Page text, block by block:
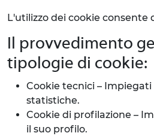
L'utilizzo dei cookie consente
Il provvedimento
tipologie di cookie:
Cookie tecnici –
statistiche.
Cookie di profilazione –
il suo profilo.